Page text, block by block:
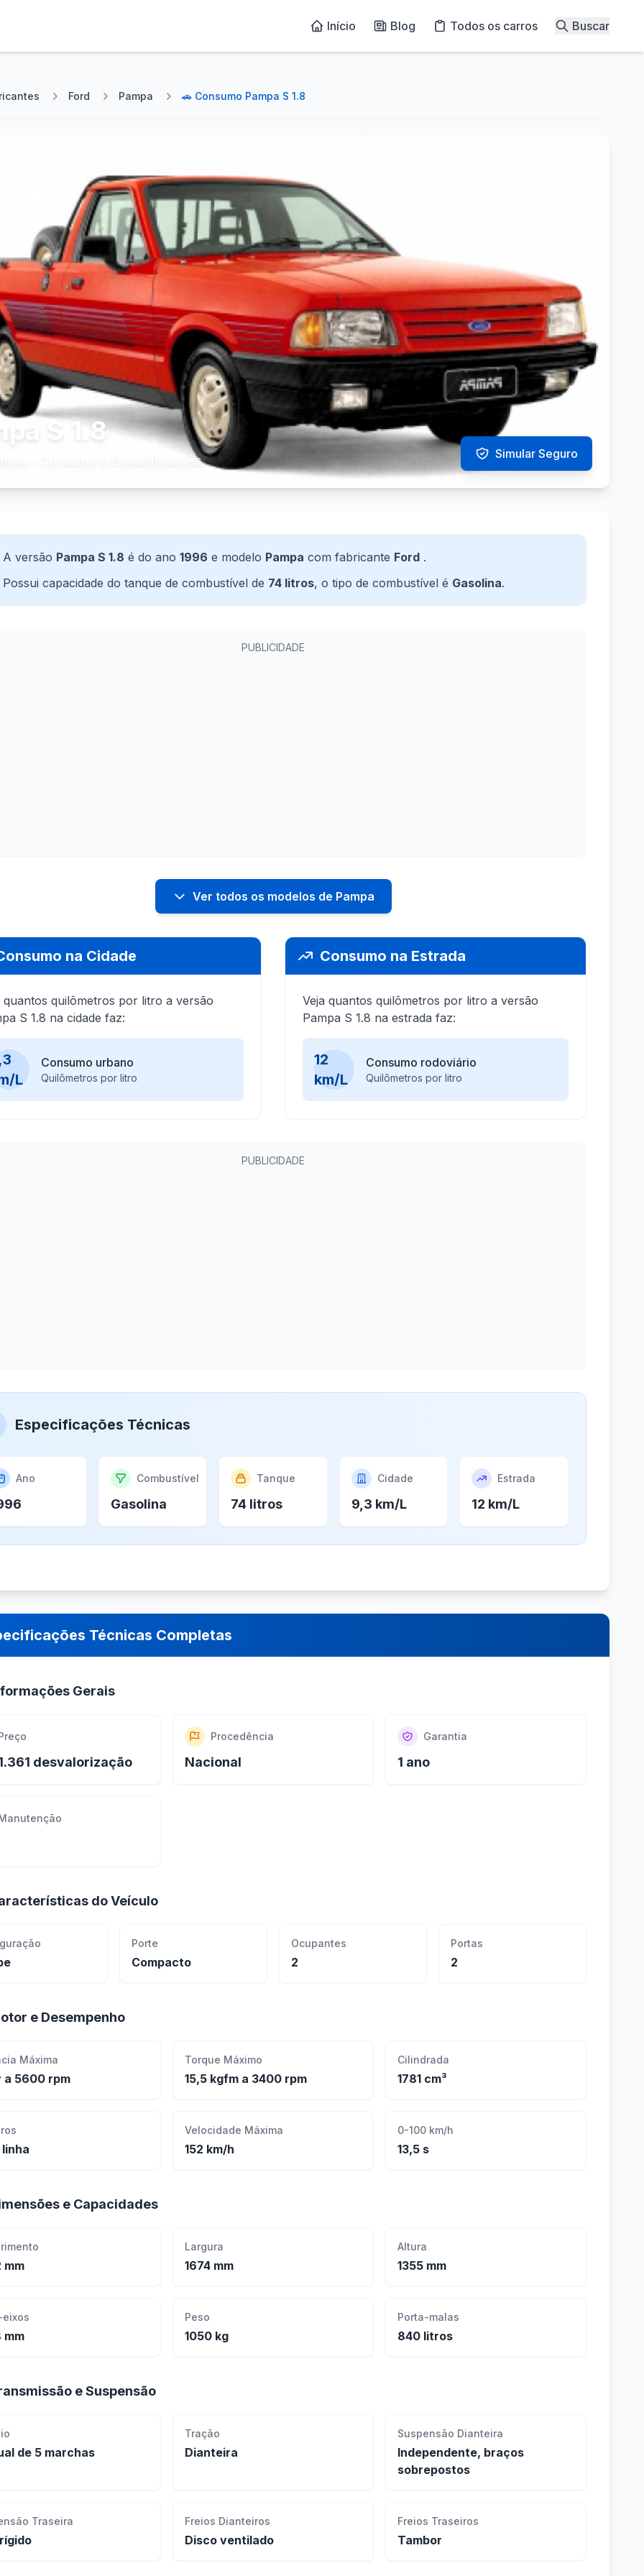
Início Blog Todos os carros Buscar
Ford Pampa 🚗 Consumo Pampa S 1.8
S 1.8
- Consumo e Especificações Simular Seguro
A versão Pampa S 1.8 é do ano 1996 e modelo Pampa com fabricante Ford .
Possui capacidade do tanque de combustível de 74 litros, o tipo de combustível é Gasolina.
PUBLICIDADE
Ver todos os modelos de Pampa
na Cidade
quantos quilômetros por litro a versão
S 1.8 na cidade faz:
L
Consumo urbano
Quilômetros por litro
Consumo na Estrada
Veja quantos quilômetros por litro a versão
Pampa S 1.8 na estrada faz:
12
km/L
Consumo rodoviário
Quilômetros por litro
PUBLICIDADE
Especificações Técnicas
Ano Combustível
Gasolina
Tanque
74 litros
Cidade
9,3 km/L
Estrada
12 km/L
Técnicas Completas
Gerais
desvalorização
Procedência
Nacional
Garantia
1 ano
do Veículo
Porte
Compacto
Ocupantes
2
Portas
2
e Desempenho
Máxima
a 5600 rpm
Torque Máximo
15,5 kgfm a 3400 rpm
Cilindrada
1781 cm³
Velocidade Máxima
152 km/h
0-100 km/h
13,5 s
e Capacidades
mm
Largura
1674 mm
Altura
1355 mm
eixos
mm
Peso
1050 kg
Porta-malas
840 litros
e Suspensão
de 5 marchas
Tração
Dianteira
Suspensão Dianteira
Independente, braços
sobrepostos
Traseira Freios Dianteiros
Disco ventilado
Freios Traseiros
Tambor